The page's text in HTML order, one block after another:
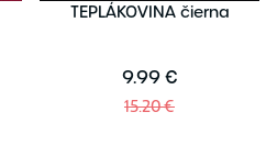
TEPLÁKOVINA čierna
9.99 €
15.20 €